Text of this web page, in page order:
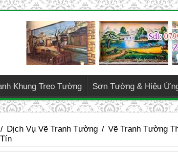
Khung Treo Tường Sơn Tường & Hiệu
/ Dịch Vụ Vẽ Tranh Tường / Vẽ Tranh Tường